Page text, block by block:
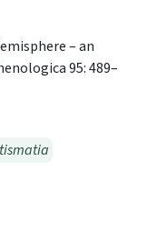
– an
95: 489–